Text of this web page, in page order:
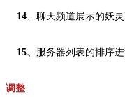
14、聊天频道展示的妖
15、 服务器列表的排序
调整